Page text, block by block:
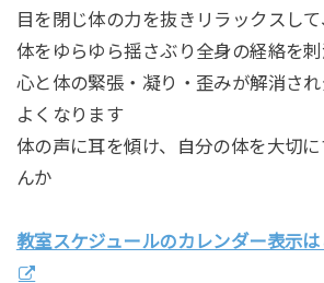
目を閉じ体の力を抜きリラックスして
体をゆらゆら揺さぶり全身の経絡を
心と体の緊張・凝り・歪みが解消さ
よくなります
体の声に耳を傾け、自分の体を大切
んか
教室スケジュールのカレンダー表示は